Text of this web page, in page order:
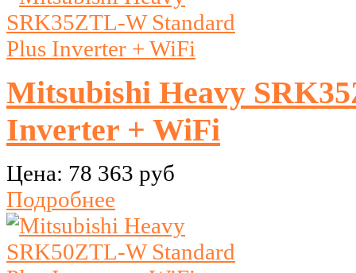
Mitsubishi Heavy
Inverter + WiFi
Цена: 78 363 руб
Подробнее